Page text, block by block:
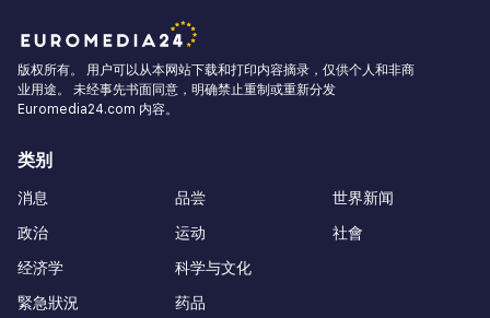
版权所有。 用户可以从本网站下载和打印内容摘录，仅供个人和非商
业用途。 未经事先书面同意，明确禁止重制或重新分发
Euromedia24.com 内容。
类别
消息
政治
经济学
緊急狀況
品尝
运动
科学与文化
药品
世界新闻
社會